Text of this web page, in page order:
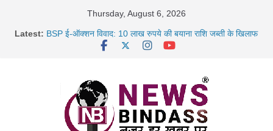
Thursday, August 6, 2026
Latest: BSP ई-ऑक्शन विवाद: 10 लाख रुपये की बयाना राशि जब्ती के खिलाफ
साइबर ठगी पर दुर्ग पुलिस का बड़ा एक्शन: 13 म्यूल बैंक खाताधारक
गिरफ्तार